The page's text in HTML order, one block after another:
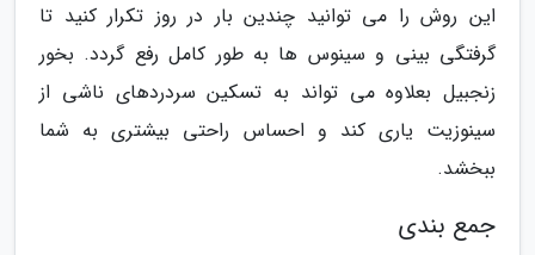
این روش را می توانید چندین بار در روز تکرار کنید تا
گرفتگی بینی و سینوس ها به طور کامل رفع گردد. بخور
زنجبیل بعلاوه می تواند به تسکین سردردهای ناشی از
سینوزیت یاری کند و احساس راحتی بیشتری به شما
ببخشد.
جمع بندی